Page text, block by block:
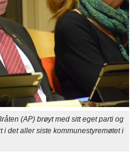
(AP) brøyt med sitt eget parti og
i det aller siste kommunestyremøtet i